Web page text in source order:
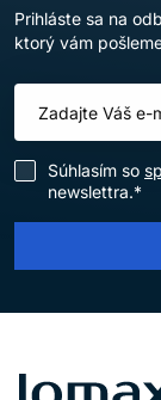
Prihláste sa na
ktorý vám
Súhlasím so
newslettra.*
LOMAX